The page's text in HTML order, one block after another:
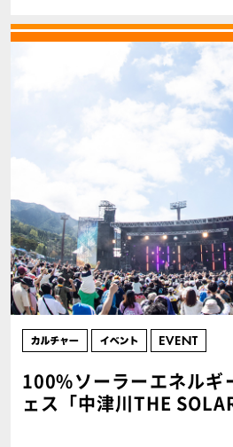
100%ソーラーエネルギ
ェス「中津川THE